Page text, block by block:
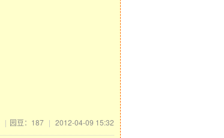
| 园豆：187 | 2012-04-09 15:32